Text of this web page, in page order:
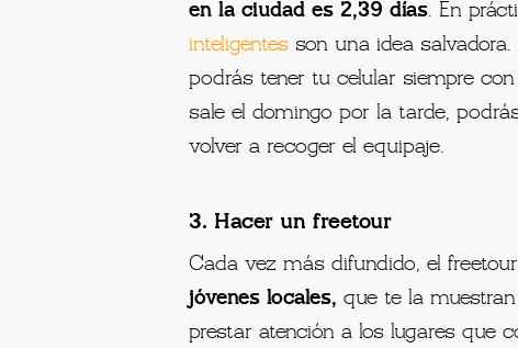
en la ciudad es 2,39 días. En
inteligentes son una idea
podrás tener tu celular siempre
sale el domingo por la tarde,
volver a recoger el equipaje.
3. Hacer un freetour
Cada vez más difundido, el
jóvenes locales, que te la
prestar atención a los lugares que